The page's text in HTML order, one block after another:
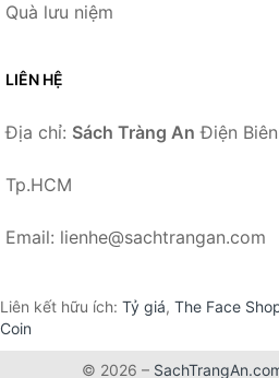
Quà lưu niệm
LIÊN HỆ
Địa chỉ: Sách Tràng An Điện
Tp.HCM
Email: lienhe@sachtrangan.com
Liên kết hữu ích: Tỷ giá, The Face
Coin
© 2026 –